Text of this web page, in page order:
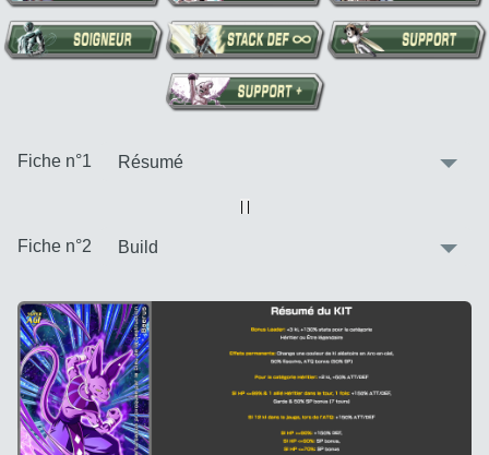
Fiche n°1
Vue alternative
Fiche n°2